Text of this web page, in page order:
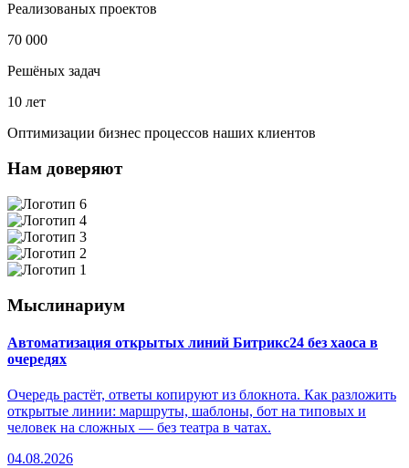
Реализованых проектов
70 000
Решёных задач
10 лет
Оптимизации бизнес процессов наших клиентов
Нам доверяют
Мыслинариум
Автоматизация открытых линий Битрикс24 без хаоса в
очередях
Очередь растёт, ответы копируют из блокнота. Как разложить
открытые линии: маршруты, шаблоны, бот на типовых и
человек на сложных — без театра в чатах.
04.08.2026